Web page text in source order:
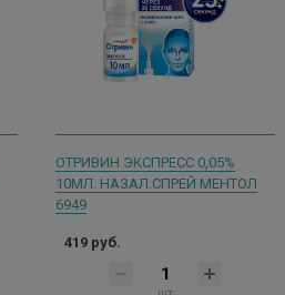
ОТРИВИН ЭКСПРЕСС 0,05%
10МЛ. НАЗАЛ.СПРЕЙ МЕНТОЛ
6949
419 руб.